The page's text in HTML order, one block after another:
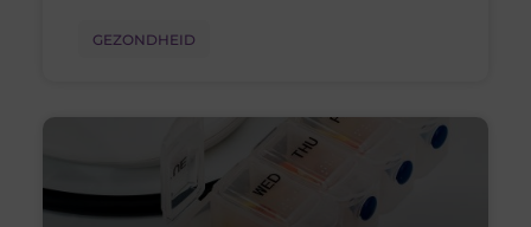
GEZONDHEID